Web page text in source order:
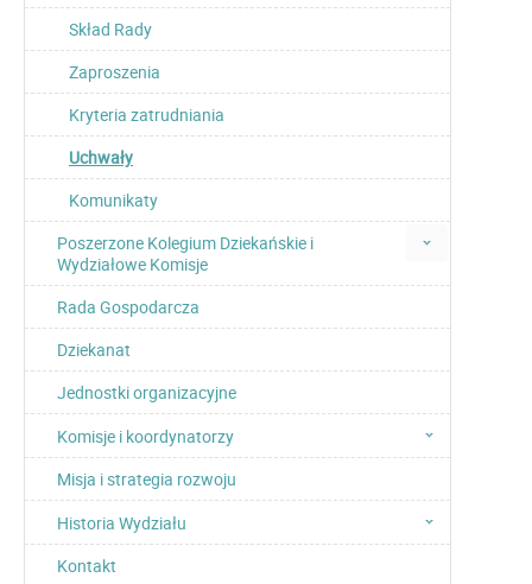
Skład Rady
Zaproszenia
Kryteria zatrudniania
Uchwały
Komunikaty
Poszerzone Kolegium Dziekańskie i
Wydziałowe Komisje
Rada Gospodarcza
Dziekanat
Jednostki organizacyjne
Komisje i koordynatorzy
Misja i strategia rozwoju
Historia Wydziału
Kontakt